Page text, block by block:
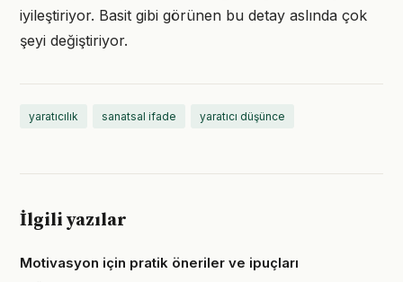
iyileştiriyor. Basit gibi görünen bu detay aslında çok
şeyi değiştiriyor.
yaratıcılık sanatsal ifade yaratıcı düşünce
İlgili yazılar
Motivasyon için pratik öneriler ve ipuçları